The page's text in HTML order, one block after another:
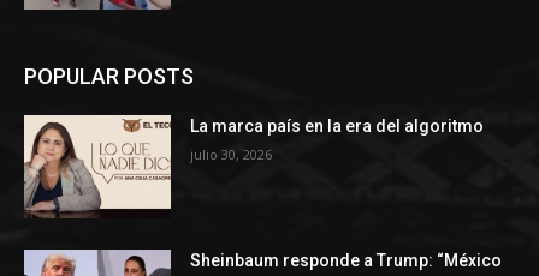
POPULAR POSTS
La marca país en la era del algoritmo
julio 30, 2026
Sheinbaum responde a Trump: “México